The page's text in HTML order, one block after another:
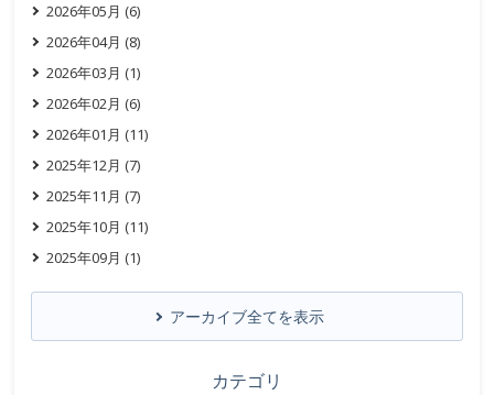
2026年05月 (6)
2026年04月 (8)
2026年03月 (1)
2026年02月 (6)
2026年01月 (11)
2025年12月 (7)
2025年11月 (7)
2025年10月 (11)
2025年09月 (1)
アーカイブ全てを表示
カテゴリ